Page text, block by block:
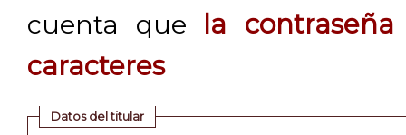
cuenta que
la
caracteres
Datos del titular